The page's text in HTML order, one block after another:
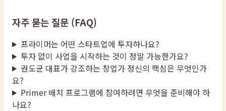
자주 묻는 질문 (FAQ)
프라이머는 어떤 스타트업에 투자하나요?
투자 없이 사업을 시작하는 것이 정말 가능한가요?
권도균 대표가 강조하는 창업가 정신의 핵심은 무엇인가
요?
Primer 배치 프로그램에 참여하려면 무엇을 준비해야 하
나요?